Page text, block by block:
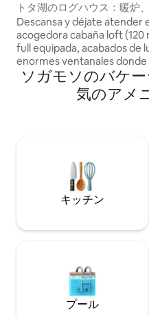
トタ湖のログハウス：暖炉
可の庭
Descansa y déjate atender
acogedora cabaña loft (120
full equipada, acabados de
enormes ventanales
palco hacia la imponente
Tota! Todo este precioso
Delante, la laguna y las
almuerzo o comida, traído
puerta, también es posible!
asado al barril!
ソガモソのバケ
気のアメ
キッチン
プール